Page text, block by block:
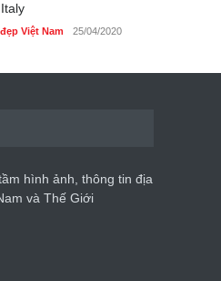
Việt Nam 25/04/2020
mạch khoe sắc
quốc gia
Việt Nam 24/04/2020
hình ảnh, thông tin địa
và Thế Giới